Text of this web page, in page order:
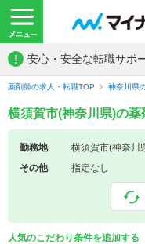
! 安心・安全な転職サポ
薬剤師の求人・転職TOP 神奈川県
横須賀市(神奈川県)の
勤務地
横須賀市(神奈川
その他
指定なし
人気のこだわり条件を追加する